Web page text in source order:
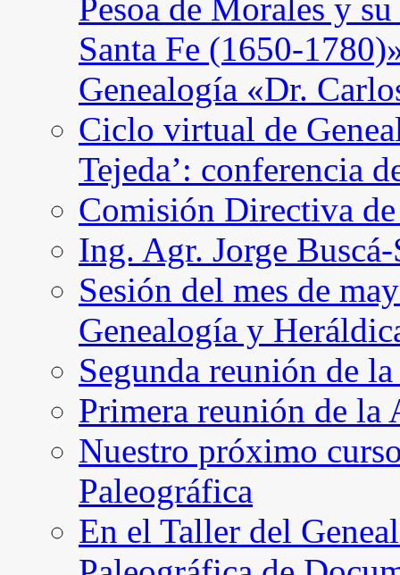
Pesoa de Morales y
Santa Fe (1650-
Genealogía «Dr.
Ciclo virtual de
Tejeda’: conferencia
Comisión Directiva
Ing. Agr. Jorge
Sesión del mes de
Genealogía y
Segunda reunión de
Primera reunión de la
Nuestro próximo
Paleográfica
En el Taller del